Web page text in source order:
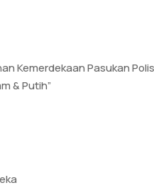
Kemerdekaan Pasukan
& Putih”